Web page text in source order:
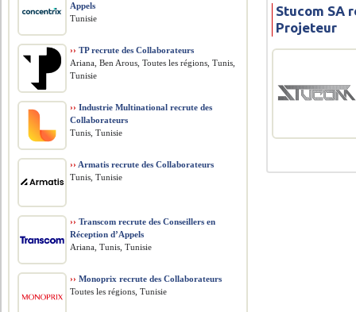
Stucom SA
Projeteur
Appels
Tunisie
›› TP recrute des Collaborateurs
Ariana, Ben Arous, Toutes les régions, Tunis,
Tunisie
›› Industrie Multinational recrute des
Collaborateurs
Tunis, Tunisie
›› Armatis recrute des Collaborateurs
Tunis, Tunisie
›› Transcom recrute des Conseillers en
Réception d’Appels
Ariana, Tunis, Tunisie
›› Monoprix recrute des Collaborateurs
Toutes les régions, Tunisie